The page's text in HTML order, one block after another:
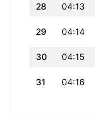
28 04:13
29 04:14
30 04:15
31 04:16